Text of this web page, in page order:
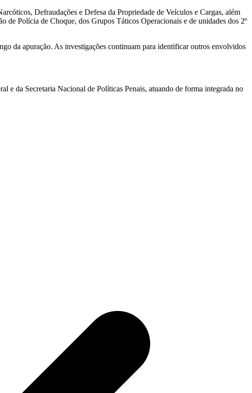
Defraudações e Defesa da Propriedade de Veículos e Cargas, além
Polícia de Choque, dos Grupos Táticos Operacionais e de unidades dos 2º
da apuração. As investigações continuam para identificar outros envolvidos
da Secretaria Nacional de Políticas Penais, atuando de forma integrada no